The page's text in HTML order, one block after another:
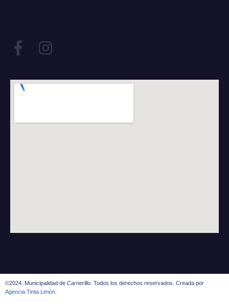
©2024. Municipalidad de Carnerillo. Todos los derechos reservados. Creada por
Agencia Tinta Limón.